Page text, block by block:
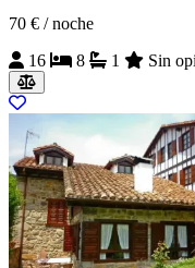
70 € / noche
16
8 1 Sin